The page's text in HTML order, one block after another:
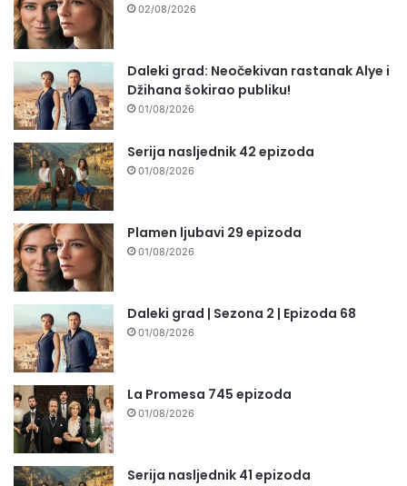
02/08/2026
Daleki grad: Neočekivan rastanak Alye i
Džihana šokirao publiku!
01/08/2026
Serija nasljednik 42 epizoda
01/08/2026
Plamen ljubavi 29 epizoda
01/08/2026
Daleki grad | Sezona 2 | Epizoda 68
01/08/2026
La Promesa 745 epizoda
01/08/2026
Serija nasljednik 41 epizoda